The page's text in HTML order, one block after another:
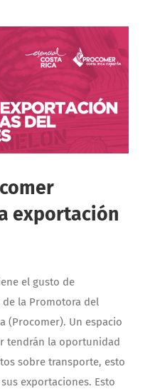
exportación
el gusto de
la Promotora del
(Procomer). Un espacio
tendrán la oportunidad
sobre transporte, esto
exportaciones. Esto